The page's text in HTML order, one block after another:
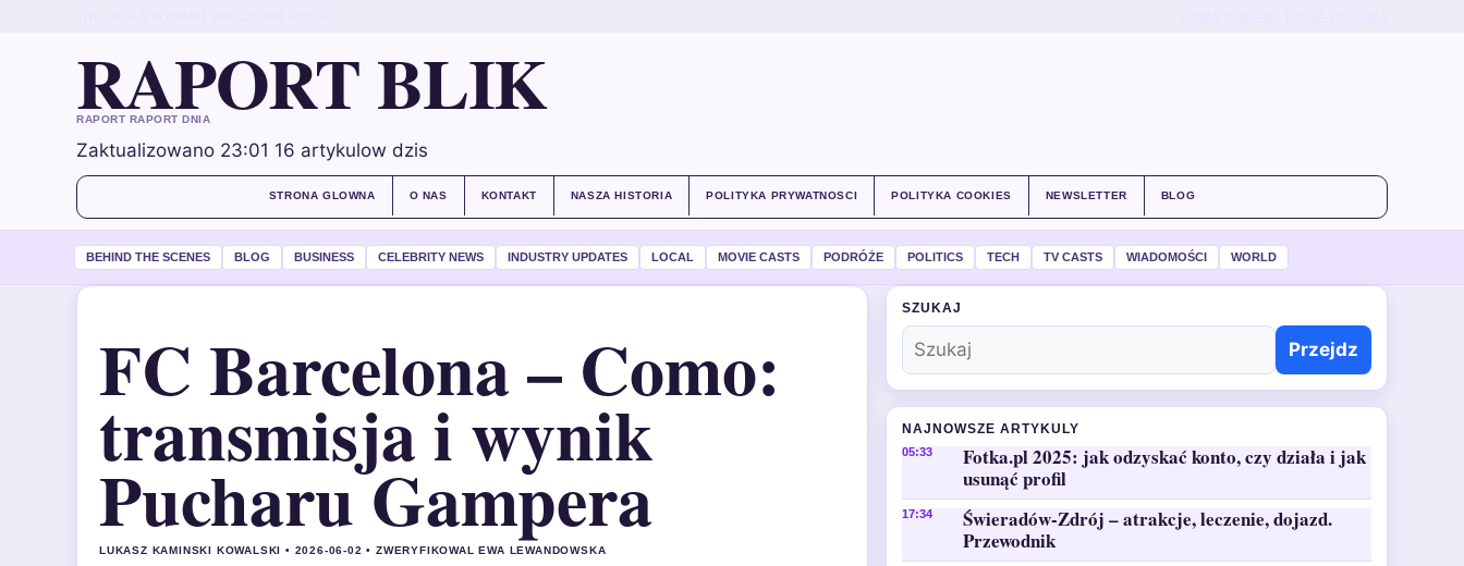
RAPORT BLIK
RAPORT RAPORT DNIA
Zaktualizowano 23:01 16 artykulow dzis
STRONA GLOWNA O NAS KONTAKT NASZA HISTORIA POLITYKA PRYWATNOSCI POLITYKA COOKIES NEWSLETTER BLOG
BEHIND THE SCENES BLOG BUSINESS CELEBRITY NEWS INDUSTRY UPDATES LOCAL MOVIE CASTS PODRÓŻE POLITICS TECH TV CASTS WIADOMOŚCI WORLD
FC Barcelona – Como:
transmisja i wynik
Pucharu Gampera
LUKASZ KAMINSKI KOWALSKI • 2026-06-02 • ZWERYFIKOWAL EWA LEWANDOWSKA
SZUKAJ
Przejdz
NAJNOWSZE ARTYKULY
05:33
Fotka.pl 2025: jak odzyskać konto, czy działa i jak
usunąć profil
17:34
Świeradów-Zdrój – atrakcje, leczenie, dojazd.
Przewodnik